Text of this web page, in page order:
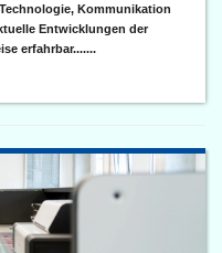
Kommunikation
Entwicklungen der
erfahrbar.......